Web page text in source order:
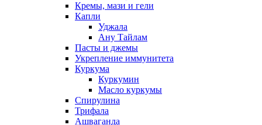
Кремы, мази и гели
Капли
Уджала
Ану Тайлам
Пасты и джемы
Укрепление иммунитета
Куркума
Куркумин
Масло куркумы
Спирулина
Трифала
Ашваганда